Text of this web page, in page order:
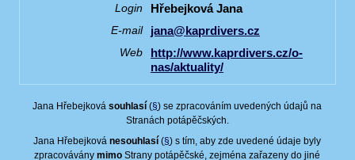
Login
Hřebejková Jana
E-mail jana@kaprdivers.cz
Web
http://www.kaprdivers.cz/o-
nas/aktuality/
Jana Hřebejkovásouhlasí (§) se zpracováním uvedených údajů na
Stranách potápěčských.
Jana Hřebejkovánesouhlasí (§) s tím, aby zde uvedené údaje byly
zpracováványmimo Strany potápěčské, zejména zařazeny do jiné